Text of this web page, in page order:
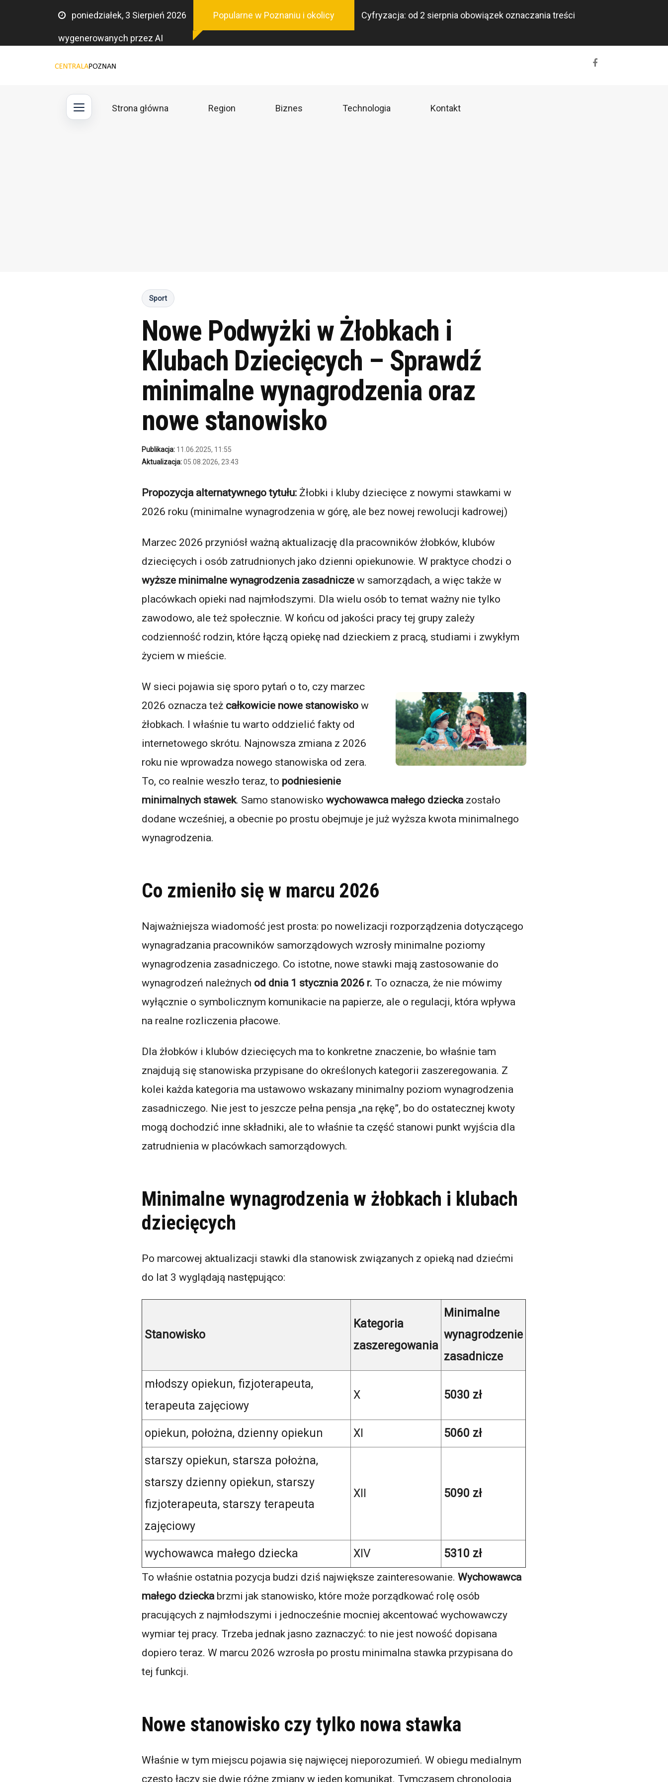
poniedziałek, 3 Sierpień 2026 Popularne w Poznaniu i okolicy Cyfryzacja: od 2 sierpnia obowiązek oznaczania treści
wygenerowanych przez AI
Strona główna Region Biznes Technologia Kontakt
Sport
Nowe Podwyżki w Żłobkach i
Klubach Dziecięcych – Sprawdź
minimalne wynagrodzenia oraz
nowe stanowisko
Publikacja: 11.06.2025, 11:55
Aktualizacja:05.08.2026, 23:43
Propozycja alternatywnego tytułu: Żłobki i kluby dziecięce z nowymi stawkami w
2026 roku (minimalne wynagrodzenia w górę, ale bez nowej rewolucji kadrowej)
Marzec 2026 przyniósł ważną aktualizację dla pracowników żłobków, klubów
dziecięcych i osób zatrudnionych jako dzienni opiekunowie. W praktyce chodzi o
wyższe minimalne wynagrodzenia zasadnicze w samorządach, a więc także w
placówkach opieki nad najmłodszymi. Dla wielu osób to temat ważny nie tylko
zawodowo, ale też społecznie. W końcu od jakości pracy tej grupy zależy
codzienność rodzin, które łączą opiekę nad dzieckiem z pracą, studiami i zwykłym
życiem w mieście.
W sieci pojawia się sporo pytań o to, czy marzec
2026 oznacza też całkowicie nowe stanowisko w
żłobkach. I właśnie tu warto oddzielić fakty od
internetowego skrótu. Najnowsza zmiana z 2026
roku nie wprowadza nowego stanowiska od zera.
To, co realnie weszło teraz, to podniesienie
minimalnych stawek. Samo stanowiskowychowawca małego dzieckazostało
dodane wcześniej, a obecnie po prostu obejmuje je już wyższa kwota minimalnego
wynagrodzenia.
Co zmieniło się w marcu 2026
Najważniejsza wiadomość jest prosta: po nowelizacji rozporządzenia dotyczącego
wynagradzania pracowników samorządowych wzrosły minimalne poziomy
wynagrodzenia zasadniczego. Co istotne, nowe stawki mają zastosowanie do
wynagrodzeń należnych od dnia 1 stycznia 2026 r. To oznacza, że nie mówimy
wyłącznie o symbolicznym komunikacie na papierze, ale o regulacji, która wpływa
na realne rozliczenia płacowe.
Dla żłobków i klubów dziecięcych ma to konkretne znaczenie, bo właśnie tam
znajdują się stanowiska przypisane do określonych kategorii zaszeregowania. Z
kolei każda kategoria ma ustawowo wskazany minimalny poziom wynagrodzenia
zasadniczego. Nie jest to jeszcze pełna pensja „na rękę”, bo do ostatecznej kwoty
mogą dochodzić inne składniki, ale to właśnie ta część stanowi punkt wyjścia dla
zatrudnienia w placówkach samorządowych.
Minimalne wynagrodzenia w żłobkach i klubach
dziecięcych
Po marcowej aktualizacji stawki dla stanowisk związanych z opieką nad dziećmi
do lat 3 wyglądają następująco:
Stanowisko
Kategoria
zaszeregowania
Minimalne
wynagrodzenie
zasadnicze
młodszy opiekun, fizjoterapeuta,
terapeuta zajęciowy
X 5030 zł
opiekun, położna, dzienny opiekun XI 5060 zł
starszy opiekun, starsza położna,
starszy dzienny opiekun, starszy
fizjoterapeuta, starszy terapeuta
zajęciowy
XII 5090 zł
wychowawca małego dziecka XIV 5310 zł
To właśnie ostatnia pozycja budzi dziś największe zainteresowanie.Wychowawca
małego dziecka brzmi jak stanowisko, które może porządkować rolę osób
pracujących z najmłodszymi i jednocześnie mocniej akcentować wychowawczy
wymiar tej pracy. Trzeba jednak jasno zaznaczyć: to nie jest nowość dopisana
dopiero teraz. W marcu 2026 wzrosła po prostu minimalna stawka przypisana do
tej funkcji.
Nowe stanowisko czy tylko nowa stawka
Właśnie w tym miejscu pojawia się najwięcej nieporozumień. W obiegu medialnym
często łączy się dwie różne zmiany w jeden komunikat. Tymczasem chronologia